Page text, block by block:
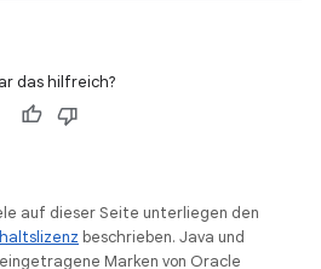
das hilfreich?
auf dieser Seite unterliegen den
beschrieben. Java und
Marken von Oracle